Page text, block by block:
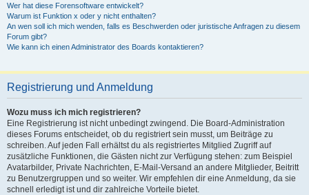
Wer hat diese Forensoftware entwickelt?
Warum ist Funktion x oder y nicht enthalten?
An wen soll ich mich wenden, falls es Beschwerden oder juristische Anfragen zu diesem
Forum gibt?
Wie kann ich einen Administrator des Boards kontaktieren?
Registrierung und Anmeldung
Wozu muss ich mich registrieren?
Eine Registrierung ist nicht unbedingt zwingend. Die Board-Administration
dieses Forums entscheidet, ob du registriert sein musst, um Beiträge zu
schreiben. Auf jeden Fall erhältst du als registriertes Mitglied Zugriff auf
zusätzliche Funktionen, die Gästen nicht zur Verfügung stehen: zum Beispiel
Avatarbilder, Private Nachrichten, E-Mail-Versand an andere Mitglieder, Beitritt
zu Benutzergruppen und so weiter. Wir empfehlen dir eine Anmeldung, da sie
schnell erledigt ist und dir zahlreiche Vorteile bietet.